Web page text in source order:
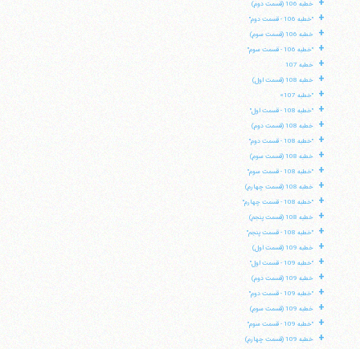
خطبه 106 (قسمت دوم)
+ "خطبه 106 - قسمت دوم"
+ خطبه 106 (قسمت سوم)
+ "خطبه 106 - قسمت سوم"
+ خطبه 107
+ خطبه 108 (قسمت اول)
+ "خطبه 107»
+ "خطبه 108 - قسمت اول"
+ خطبه 108 (قسمت دوم)
+ "خطبه 108 - قسمت دوم"
+ خطبه 108 (قسمت سوم)
+ "خطبه 108 - قسمت سوم"
+ خطبه 108 (قسمت چهارم)
+ "خطبه 108 - قسمت چهارم"
+ خطبه 108 (قسمت پنجم)
+ "خطبه 108 - قسمت پنجم"
+ خطبه 109 (قسمت اول)
+ "خطبه 109 - قسمت اول"
+ خطبه 109 (قسمت دوم)
+ "خطبه 109 - قسمت دوم"
+ خطبه 109 (قسمت سوم)
+ "خطبه 109 - قسمت سوم"
+ خطبه 109 (قسمت چهارم)